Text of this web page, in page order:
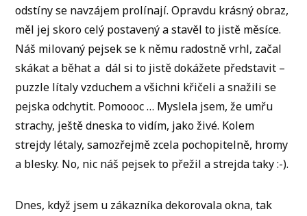
odstíny se navzájem prolínají. Opravdu krásný obraz,
měl jej skoro celý postavený a stavěl to jistě měsíce.
Náš milovaný pejsek se k němu radostně vrhl, začal
skákat a běhat a dál si to jistě dokážete představit –
puzzle lítaly vzduchem a všichni křičeli a snažili se
pejska odchytit. Pomoooc … Myslela jsem, že umřu
strachy, ještě dneska to vidím, jako živé. Kolem
strejdy létaly, samozřejmě zcela pochopitelně, hromy
a blesky. No, nic náš pejsek to přežil a strejda taky :-).
Dnes, když jsem u zákazníka dekorovala okna, tak